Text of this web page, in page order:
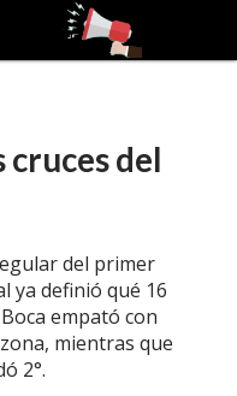
del
del primer
ya definió qué 16
empató con
mientras que
2°.